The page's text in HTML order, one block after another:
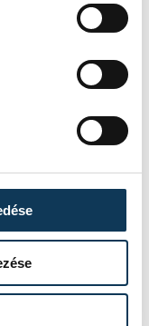
hogy a
meg
a
le kedden
körül a
SpaceX
felső
Földről
látni, a